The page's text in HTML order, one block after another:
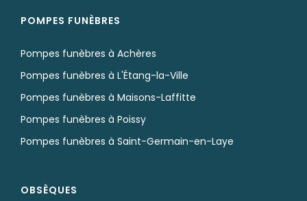
POMPES FUNÈBRES
Pompes funèbres à Achères
Pompes funèbres à L'Étang-la-Ville
Pompes funèbres à Maisons-Laffitte
Pompes funèbres à Poissy
Pompes funèbres à Saint-Germain-en-Laye
OBSÈQUES